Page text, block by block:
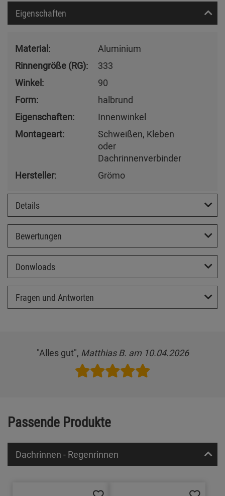
Eigenschaften
Material:
Aluminium
Rinnengröße (RG):
333
Winkel:
90
Form:
halbrund
Eigenschaften:
Innenwinkel
Montageart:
Schweißen, Kleben
oder
Dachrinnenverbinder
Hersteller:
Grömo
Details
Bewertungen
Donwloads
Fragen und Antworten
"Alles gut", Matthias B. am 10.04.2026
Passende Produkte
Dachrinnen - Regenrinnen